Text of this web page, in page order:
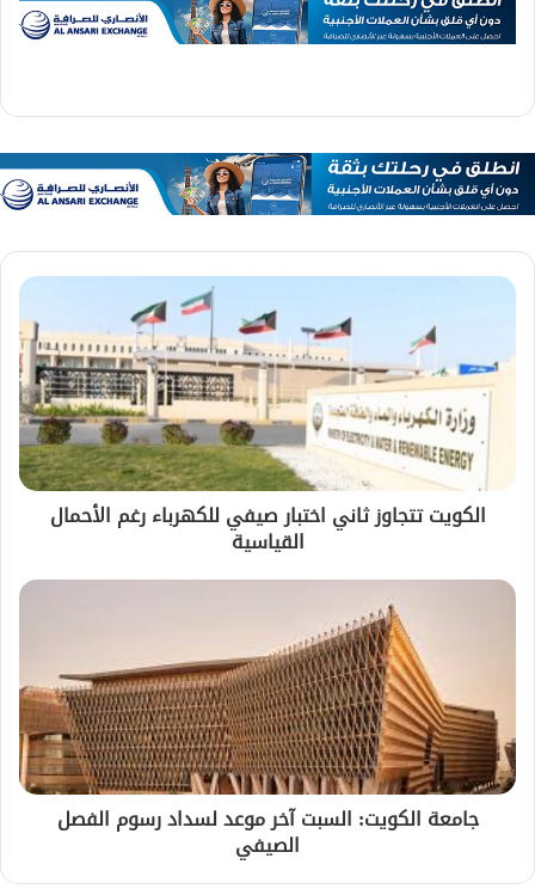
الكويت تتجاوز ثاني اختبار صيفي للكهرباء رغم الأحمال
القياسية
جامعة الكويت: السبت آخر موعد لسداد رسوم الفصل
الصيفي